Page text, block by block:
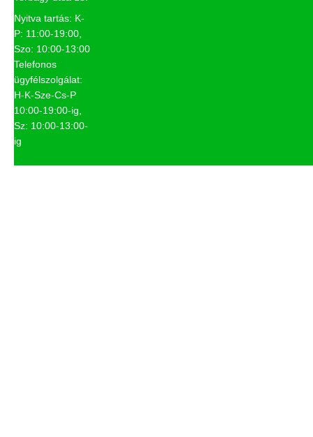
Nyitva tartás: K-
P: 11:00-19:00,
Szo: 10:00-13:00
Telefonos
ügyfélszolgálat:
H-K-Sze-Cs-P
10:00-19:00-ig,
Sz: 10:00-13:00-
ig